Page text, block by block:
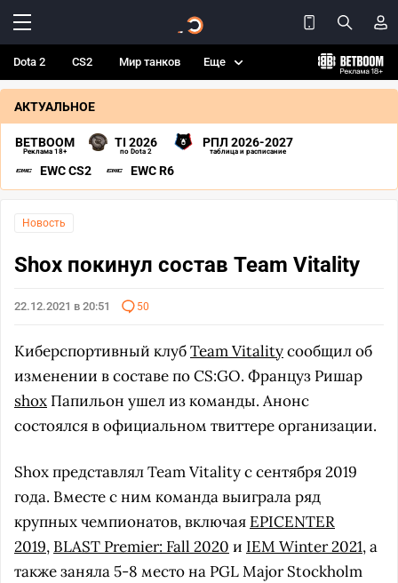
Dota 2 CS2 Мир танков Еще
АКТУАЛЬНОЕ
BETBOOM
Реклама 18+
TI 2026
по Dota 2
РПЛ 2026-2027
таблица и расписание
EWC CS2 EWC R6
Новость
Shox покинул состав Team Vitality
22.12.2021 в 20:51 50
Киберспортивный клубTeam Vitalityсообщил об
изменении в составе по CS:GO. Француз Ришар
shox Папильон ушел из команды. Анонс
состоялся в официальном твиттере организации.
Shox представлял Team Vitality с сентября 2019
года. Вместе с ним команда выиграла ряд
крупных чемпионатов, включая EPICENTER
2019, BLAST Premier: Fall 2020 и IEM Winter 2021, а
также заняла 5-8 место на PGL Major Stockholm